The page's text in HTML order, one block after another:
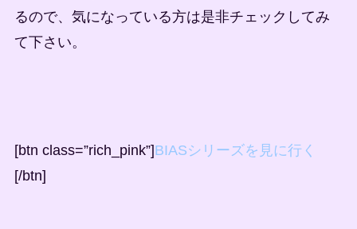
るので、気になっている方は是非チェックしてみ
て下さい。
[btn class=”rich_pink”]BIASシリーズを見に行く
[/btn]